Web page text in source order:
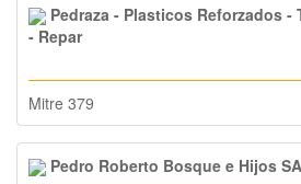
Pedraza - Plasticos Reforzados -
- Repar
Mitre 379
Pedro Roberto Bosque e Hijos SA